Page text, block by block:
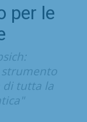
per le
strumento
di tutta la